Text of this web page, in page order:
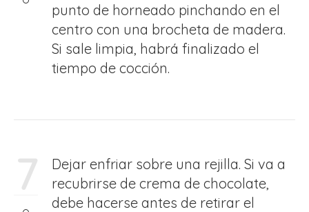
punto de horneado pinchando en el
centro con una brocheta de madera.
Si sale limpia, habrá finalizado el
tiempo de cocción.
7
Dejar enfriar sobre una rejilla. Si va a
recubrirse de crema de chocolate,
debe hacerse antes de retirar el